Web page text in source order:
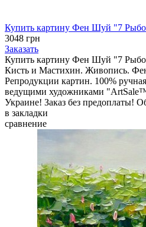
Купить картину Фен Шуй "7
3048 грн
Заказать
Купить картину Фен Шуй "7
Кисть и Мастихин. Живопись.
Репродукции картин. 100%
ведущими художниками
Украине! Заказ без предоплаты!
в закладки
сравнение